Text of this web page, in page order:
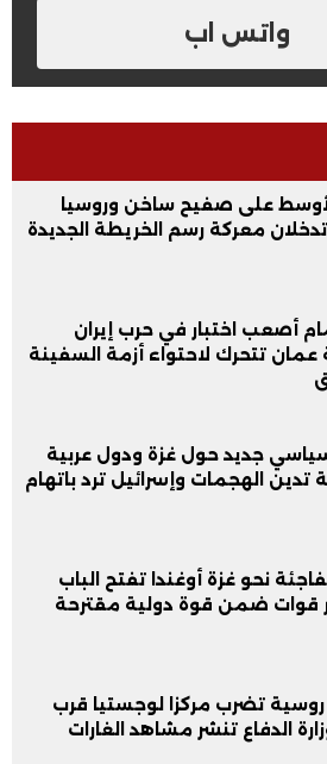
واتس اب
على صفيح ساخن وروسيا
معركة رسم الخريطة الجديدة
أصعب اختبار في حرب إيران
تتحرك لاحتواء أزمة السفينة
جديد حول غزة ودول عربية
تدين الهجمات وإسرائيل ترد باتهام
نحو غزة أوغندا تفتح الباب
قوات ضمن قوة دولية مقترحة
تضرب مركزا لوجستيا قرب
الدفاع تنشر مشاهد الغارات